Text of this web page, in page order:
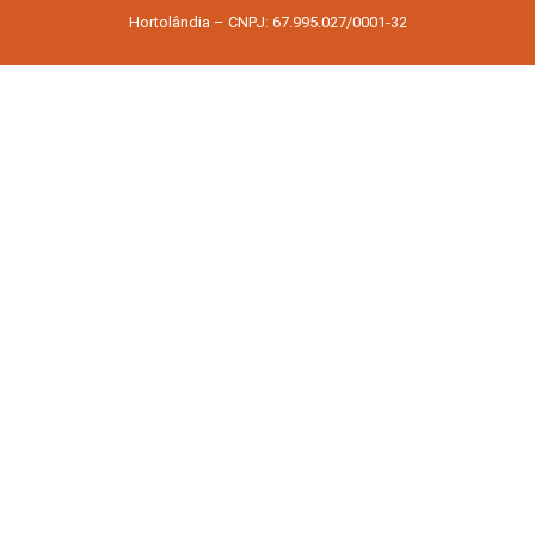
Hortolândia – CNPJ: 67.995.027/0001-32